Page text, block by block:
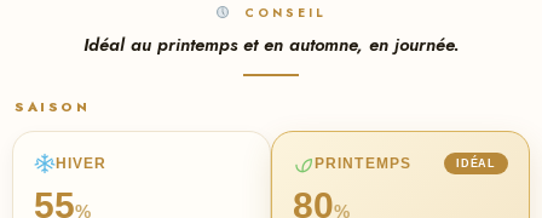
CONSEIL
Idéal au printemps et en automne, en journée.
SAISON
HIVER
55%
PRINTEMPS IDÉAL
80%